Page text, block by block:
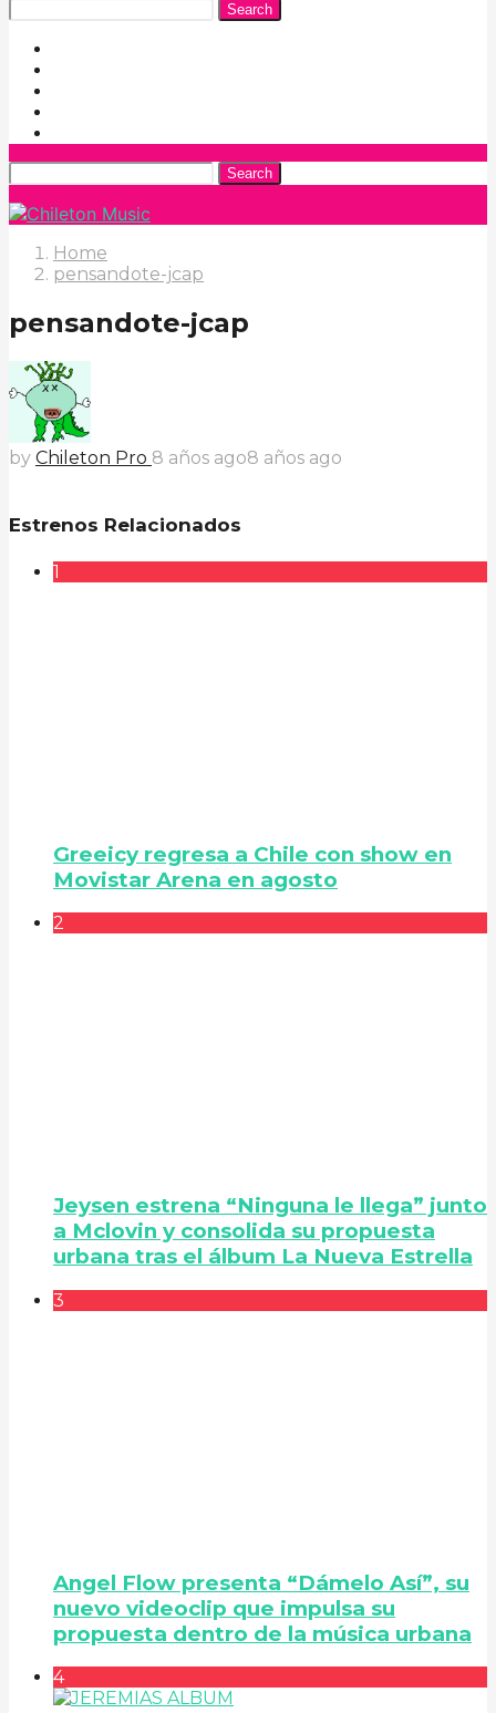
Search
Search
Home
pensandote-jcap
pensandote-jcap
by Chileton Pro 8 años ago8 años ago
Estrenos Relacionados
1
Greeicy regresa a Chile con show en
Movistar Arena en agosto
2
Jeysen estrena “Ninguna le llega” junto
a Mclovin y consolida su propuesta
urbana tras el álbum La Nueva Estrella
3
Angel Flow presenta “Dámelo Así”, su
nuevo videoclip que impulsa su
propuesta dentro de la música urbana
4